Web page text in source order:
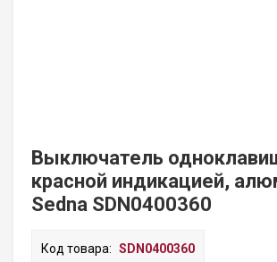
Выключатель
красной индикацией,
Sedna SDN0400360
Код товара: SDN0400360